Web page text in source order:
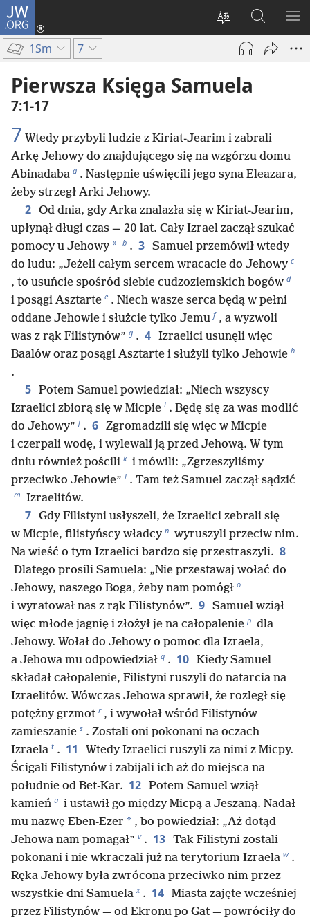
JW.ORG
Wybór
języka
Logowanie
(opens
window)
Szukaj
na
JW.ORG
1Sm 7
Pierwsza Księga Samuela
7:1-17
7 Wtedy przybyli ludzie z Kiriat-Jearim i zabrali
Arkę Jehowy do znajdującego się na wzgórzu domu
Abinadaba a . Następnie uświęcili jego syna Eleazara,
żeby strzegł Arki Jehowy.
2 Od dnia, gdy Arka znalazła się w Kiriat-Jearim,
upłynął długi czas — 20 lat. Cały Izrael zaczął szukać
pomocy u Jehowy * b . 3 Samuel przemówił wtedy
do ludu: „Jeżeli całym sercem wracacie do Jehowy c
, to usuńcie spośród siebie cudzoziemskich bogów d
i posągi Asztarte e . Niech wasze serca będą w pełni
oddane Jehowie i służcie tylko Jemu f , a wyzwoli
was z rąk Filistynów” g . 4 Izraelici usunęli więc
Baalów oraz posągi Asztarte i służyli tylko Jehowie h
.
5 Potem Samuel powiedział: „Niech wszyscy
Izraelici zbiorą się w Micpie i . Będę się za was modlić
do Jehowy” j . 6 Zgromadzili się więc w Micpie
i czerpali wodę, i wylewali ją przed Jehową. W tym
dniu również pościli k i mówili: „Zgrzeszyliśmy
przeciwko Jehowie” l . Tam też Samuel zaczął sądzić
m Izraelitów.
7 Gdy Filistyni usłyszeli, że Izraelici zebrali się
w Micpie, filistyńscy władcy n wyruszyli przeciw nim.
Na wieść o tym Izraelici bardzo się przestraszyli. 8
Dlatego prosili Samuela: „Nie przestawaj wołać do
Jehowy, naszego Boga, żeby nam pomógł o
i wyratował nas z rąk Filistynów”. 9 Samuel wziął
więc młode jagnię i złożył je na całopalenie p dla
Jehowy. Wołał do Jehowy o pomoc dla Izraela,
a Jehowa mu odpowiedział q . 10 Kiedy Samuel
składał całopalenie, Filistyni ruszyli do natarcia na
Izraelitów. Wówczas Jehowa sprawił, że rozległ się
potężny grzmot r , i wywołał wśród Filistynów
zamieszanie s . Zostali oni pokonani na oczach
Izraela t . 11
Wtedy Izraelici ruszyli za nimi z Micpy.
Ścigali Filistynów i zabijali ich aż do miejsca na
południe od Bet-Kar. 12 Potem Samuel wziął
kamień u i ustawił go między Micpą a Jeszaną. Nadał
mu nazwę Eben-Ezer * , bo powiedział: „Aż dotąd
Jehowa nam pomagał” v . 13 Tak Filistyni zostali
pokonani i nie wkraczali już na terytorium Izraela w .
Ręka Jehowy była zwrócona przeciwko nim przez
wszystkie dni Samuela x . 14 Miasta zajęte wcześniej
przez Filistynów — od Ekronu po Gat — powróciły do